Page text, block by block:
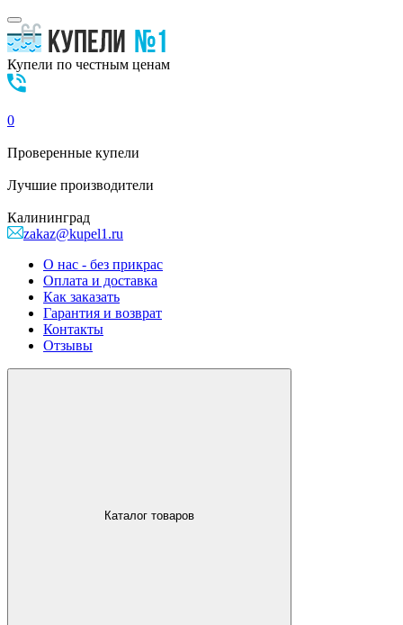
Купели по честным ценам
0
Проверенные купели
Лучшие производители
Калининград
zakaz@kupel1.ru
О нас - без прикрас
Оплата и доставка
Как заказать
Гарантия и возврат
Контакты
Отзывы
Каталог товаров